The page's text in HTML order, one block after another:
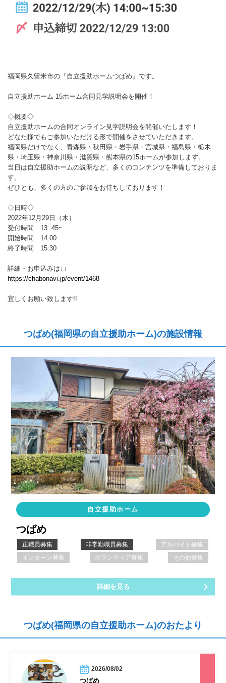
福岡県久留米市の『自立援助ホームつばめ』です。
自立援助ホーム 15ホーム合同見学説明会を開催！
◇概要◇
自立援助ホームの合同オンライン見学説明会を開催いたします！
どなた様でもご参加いただける形で開催をさせていただきます。
福岡県だけでなく、青森県・秋田県・岩手県・宮城県・福島県・栃木
県・埼玉県・神奈川県・滋賀県・熊本県の15ホームが参加します。
当日は自立援助ホームの説明など、多くのコンテンツを準備しておりま
す。
ぜひとも、多くの方のご参加をお待ちしております！
◇日時◇
2022年12月29日（木）
受付時間 13 :45~
開始時間 14:00
終了時間 15:30
詳細・お申込みは↓↓
https://chabonavi.jp/event/1468
宜しくお願い致します!!
つばめ(福岡県の自立援助ホーム)の施設情報
自立援助ホーム
つばめ
正職員募集 非常勤職員募集
アルバイト募集
インターン募集
ボランティア募集 その他募集
詳細を見る
つばめ(福岡県の自立援助ホーム)のおたより
2026/08/02
つばめ